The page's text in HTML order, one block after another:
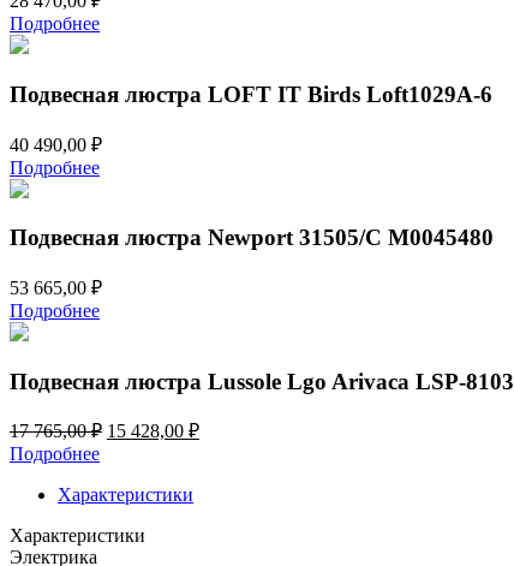
Подробнее
Подвесная люстра LOFT IT Birds Loft1029A-6
40 490,00 ₽
Подробнее
Подвесная люстра Newport 31505/C М0045480
53 665,00 ₽
Подробнее
Подвесная люстра Lussole Lgo Arivaca LSP-8103
17 765,00₽ Первоначальная
17
15 428,00 ₽Текущая
Подробнее
Характеристики
Характеристики
Электрика